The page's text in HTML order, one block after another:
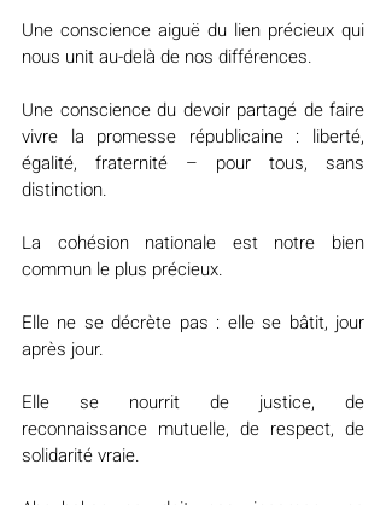
Une conscience aiguë du lien précieux qui
nous unit au-delà de nos différences.
Une conscience du devoir partagé de faire
vivre la promesse républicaine : liberté,
égalité, fraternité – pour tous, sans
distinction.
La cohésion nationale est notre bien
commun le plus précieux.
Elle ne se décrète pas : elle se bâtit, jour
après jour.
Elle se nourrit de justice, de
reconnaissance mutuelle, de respect, de
solidarité vraie.